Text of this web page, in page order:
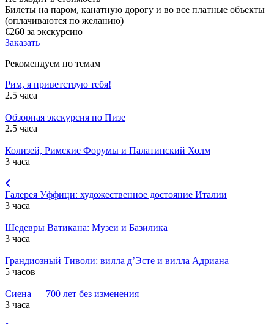
Билеты на паром, канатную дорогу и во все платные объекты
(оплачиваются по желанию)
€260 за экскурсию
Заказать
Рекомендуем по темам
Рим, я приветствую тебя!
2.5 часа
Обзорная экскурсия по Пизе
2.5 часа
Колизей, Римские Форумы и Палатинский Холм
3 часа
Галерея Уффици: художественное достояние Италии
3 часа
Шедевры Ватикана: Музеи и Базилика
3 часа
Грандиозный Тиволи: вилла д’Эсте и вилла Адриана
5 часов
Сиена — 700 лет без изменения
3 часа